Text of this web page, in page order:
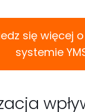
się więcej
systemie